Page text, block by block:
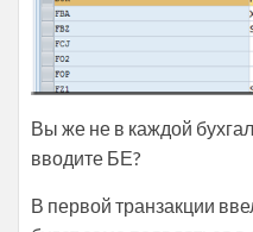
Вы же не в каждой
вводите БЕ?
В первой транзакции